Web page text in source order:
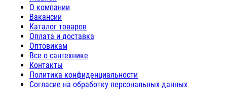
О компании
Вакансии
Каталог товаров
Оплата и доставка
Оптовикам
Все о сантехнике
Контакты
Политика конфиденциальности
Согласие на обработку персональных данных